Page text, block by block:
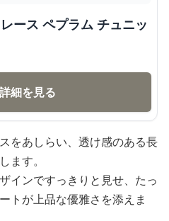
ース ペプラム チュニッ
細を見る
をあしらい、透け感のある長
ます。
インですっきりと見せ、たっ
トが上品な優雅さを添えま